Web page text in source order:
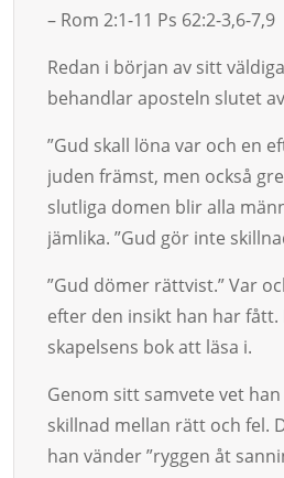
– Rom 2:1-11 Ps 62:2-3,6-
Redan i början av sitt
behandlar aposteln slu­tet
”Gud skall löna var och en
ju­den främst, men också
slutliga domen blir alla
jämli­ka. ”Gud gör inte
”Gud dömer rättvist.” Var
efter den in­sikt han har
skapelsens bok att läsa i.
Genom sitt sam­­­vete vet
skillnad mellan rätt och fel.
han vänder ”ryggen åt